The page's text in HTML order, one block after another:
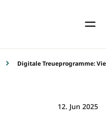
Digitale Treueprogramme:
12. Jun 2025